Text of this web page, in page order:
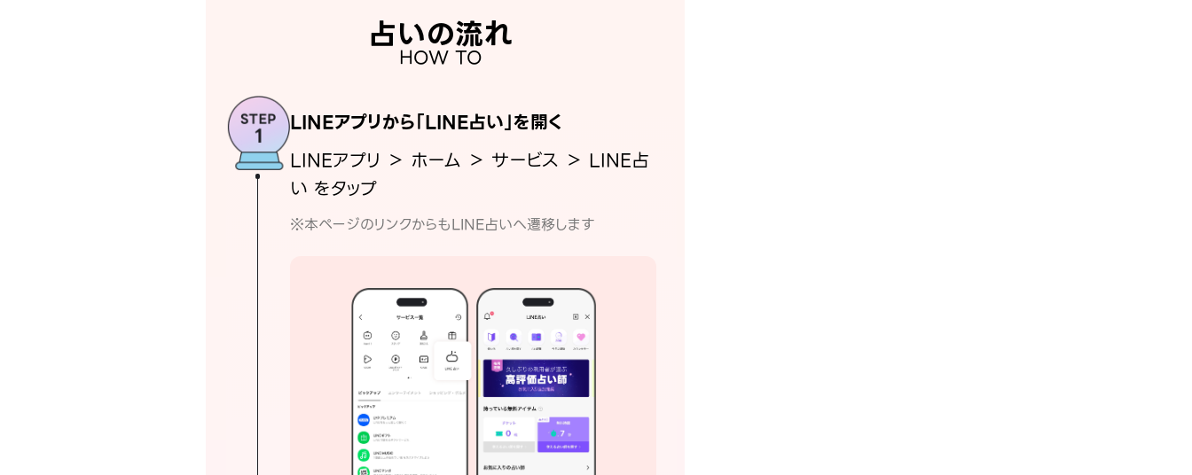
占いの流れ
HOW TO
LINEアプリから「LINE占い」を開く
LINEアプリ ＞ ホーム ＞ サービス ＞ LINE占
い をタップ
※本ページのリンクからもLINE占いへ遷移します